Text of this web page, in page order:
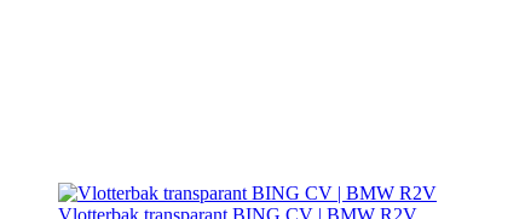
Vlotterbak transparant BING CV | BMW R2V